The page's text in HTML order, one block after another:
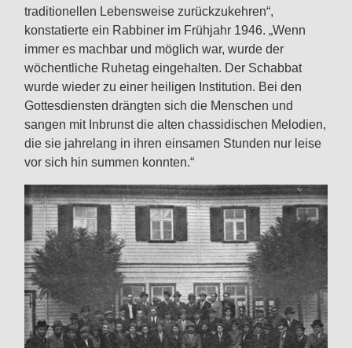
traditionellen Lebensweise zurückzukehren“,
konstatierte ein Rabbiner im Frühjahr 1946. „Wenn
immer es machbar und möglich war, wurde der
wöchentliche Ruhetag eingehalten. Der Schabbat
wurde wieder zu einer heiligen Institution. Bei den
Gottesdiensten drängten sich die Menschen und
sangen mit Inbrunst die alten chassidischen Melodien,
die sie jahrelang in ihren einsamen Stunden nur leise
vor sich hin summen konnten.“